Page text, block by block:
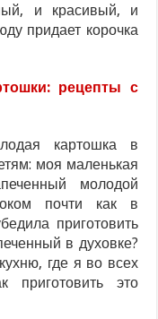
и красивый, и
придает корочка
рецепты с
картошка в
моя маленькая
молодой
почти как в
приготовить
в духовке?
где я во всех
приготовить это